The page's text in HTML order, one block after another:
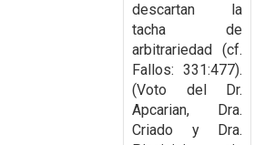
descartan la
tacha de
arbitrariedad (cf.
Fallos: 331:477).
(Voto del Dr.
Apcarian, Dra.
Criado y Dra.